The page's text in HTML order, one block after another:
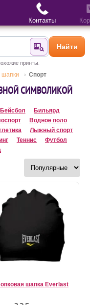
Найти поНайти
принты.
шапки Спорт
СИМВОЛИКОЙ
Бейсбол
Бильярд
Водное поло
Лыжный спорт
Теннис
Футбол
шапка Everlast
Контакты